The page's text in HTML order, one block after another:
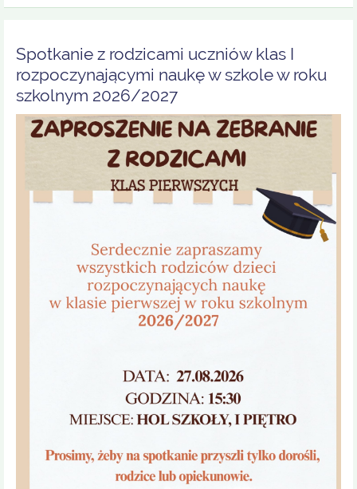
Spotkanie z rodzicami uczniów klas I
rozpoczynającymi naukę w szkole w roku
szkolnym 2026/2027